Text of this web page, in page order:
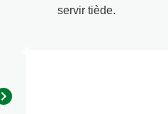
servir tiède.